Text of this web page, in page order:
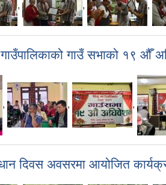
, , ,
गाउँ सभाको १९
, , ,
दिवस अवसरमा आयोजित